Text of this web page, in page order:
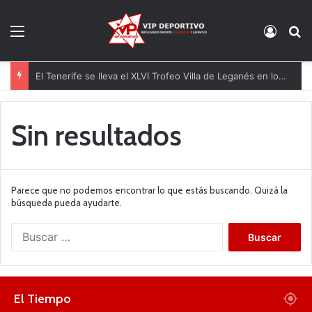
El Tenerife se lleva el XLVI Trofeo Villa de Leganés en los penaltis
Sin resultados
Parece que no podemos encontrar lo que estás buscando. Quizá la
búsqueda pueda ayudarte.
El Tiempo